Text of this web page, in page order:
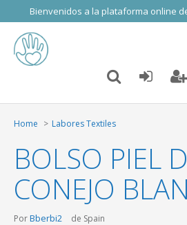
Bienvenidos a la plataforma online
Home Labores Textiles
BOLSO PIEL
CONEJO
PorBberbi2 de Spain